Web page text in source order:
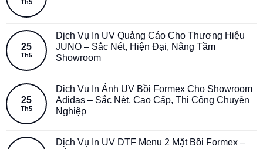
Th5
25
Th5
Dịch Vụ In UV Quảng Cáo Cho Thương Hiệu
JUNO – Sắc Nét, Hiện Đại, Nâng Tầm
Showroom
25
Th5
Dịch Vụ In Ảnh UV Bồi Formex Cho Showroom
Adidas – Sắc Nét, Cao Cấp, Thi Công Chuyên
Nghiệp
Dịch Vụ In UV DTF Menu 2 Mặt Bồi Formex –